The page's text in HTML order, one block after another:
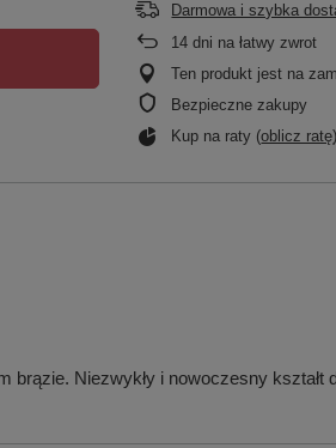
Darmowa i szybka
14 dni na łatwy zwrot
Ten produkt jest na
Bezpieczne zakupy
Kup na raty (oblicz ratę)
brązie. Niezwykły i nowoczesny kształt